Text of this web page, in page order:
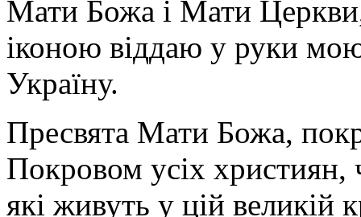
Мати Божа і Мати
іконою віддаю у руки
Україну.
Пресвята Мати Божа,
Покровом усіх християн,
які живуть у цій великій